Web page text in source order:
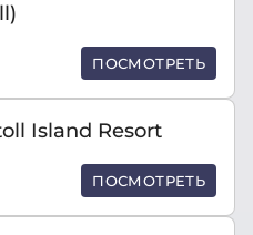
ПОСМОТРЕТЬ
Island Resort
ПОСМОТРЕТЬ